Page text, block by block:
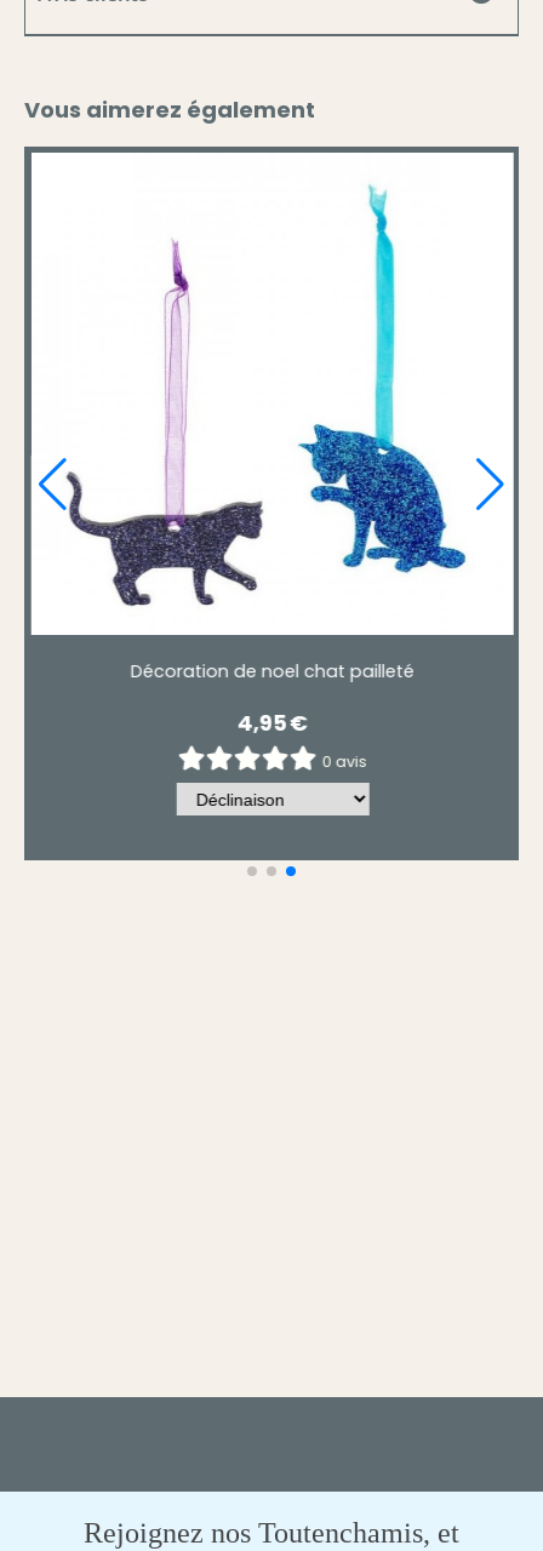
Vous aimerez également
Boule de noël chat bonheur
5,90€
0 avis
Rejoignez nos Toutenchamis, et